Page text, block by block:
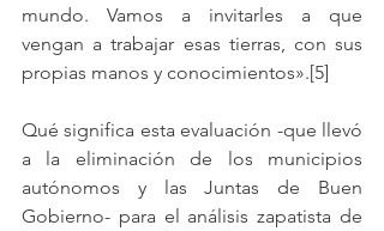
mundo. Vamos a invitarles a que
vengan a trabajar esas tierras, con sus
propias manos y conocimientos».[5]
Qué significa esta evaluación -que llevó
a la eliminación de los municipios
autónomos y las Juntas de Buen
Gobierno- para el análisis zapatista de